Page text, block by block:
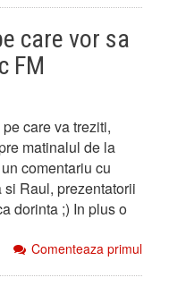
care vor sa
FM
care va treziti,
matinalul de la
comentariu cu
Raul, prezentatorii
dorinta ;) In plus o
Comenteaza primul